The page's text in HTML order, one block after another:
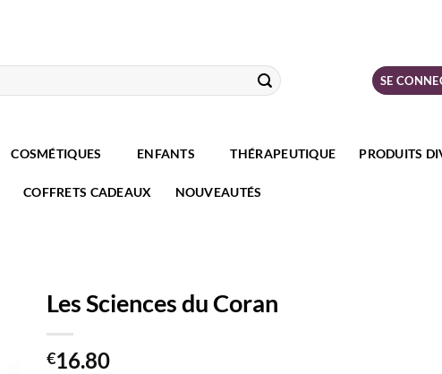
SE
COSMÉTIQUES ENFANTS THÉRAPEUTIQUE PRODUITS
COFFRETS CADEAUX NOUVEAUTÉS
Les Sciences du Coran
€16.80